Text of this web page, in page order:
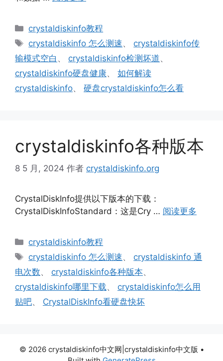
分
类
crystaldiskinfo教程
标
签
crystaldiskinfo 怎么测速、 crystaldiskinfo传
输模式空白 、 crystaldiskinfo检测坏道、
crystaldiskinfo硬盘健康、 如何解读
crystaldiskinfo、 硬盘crystaldiskinfo怎么看
crystaldiskinfo各种版本
8 5 月, 2024 作者 crystaldiskinfo.org
CrystalDiskInfo提供以下版本的下载：
CrystalDiskInfoStandard：这是Cry … 阅读更多
分
crystaldiskinfo教程
标
签
crystaldiskinfo 怎么测速、 crystaldiskinfo 通
电次数、 crystaldiskinfo各种版本、
crystaldiskinfo哪里下载、 crystaldiskinfo怎么用
贴吧、 CrystalDiskInfo看硬盘快坏
© 2026 crystaldiskinfo中文网|crystaldiskinfo中文版 •